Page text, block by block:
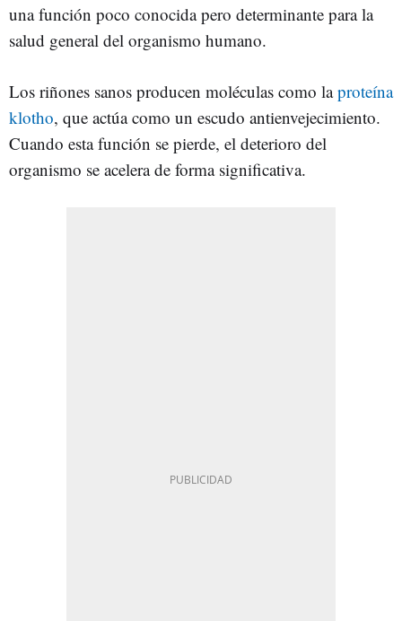
una función poco conocida pero determinante para la
salud general del organismo humano.
Los riñones sanos producen moléculas como laproteína
klotho, que actúa como un escudo antienvejecimiento.
Cuando esta función se pierde, el deterioro del
organismo se acelera de forma significativa.